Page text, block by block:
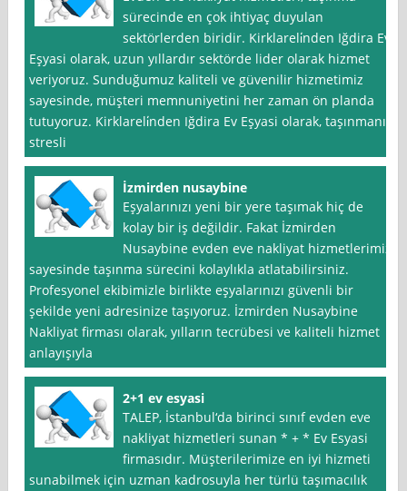
sürecinde en çok ihtiyaç duyulan
sektörlerden biridir. Kirklareli̇nden Iğdira Ev
Eşyasi olarak, uzun yıllardır sektörde lider olarak hizmet
veriyoruz. Sunduğumuz kaliteli ve güvenilir hizmetimiz
sayesinde, müşteri memnuniyetini her zaman ön planda
tutuyoruz. Kirklareli̇nden Iğdira Ev Eşyasi olarak, taşınmanın
stresli
İzmirden nusaybine
Eşyalarınızı yeni bir yere taşımak hiç de
kolay bir iş değildir. Fakat İzmirden
Nusaybine evden eve nakliyat hizmetlerimiz
sayesinde taşınma sürecini kolaylıkla atlatabilirsiniz.
Profesyonel ekibimizle birlikte eşyalarınızı güvenli bir
şekilde yeni adresinize taşıyoruz. İzmirden Nusaybine
Nakliyat firması olarak, yılların tecrübesi ve kaliteli hizmet
anlayışıyla
2+1 ev esyasi
TALEP, İstanbul‘da birinci sınıf evden eve
nakliyat hizmetleri sunan * + * Ev Esyasi
firmasıdır. Müşterilerimize en iyi hizmeti
sunabilmek için uzman kadrosuyla her türlü taşımacılık